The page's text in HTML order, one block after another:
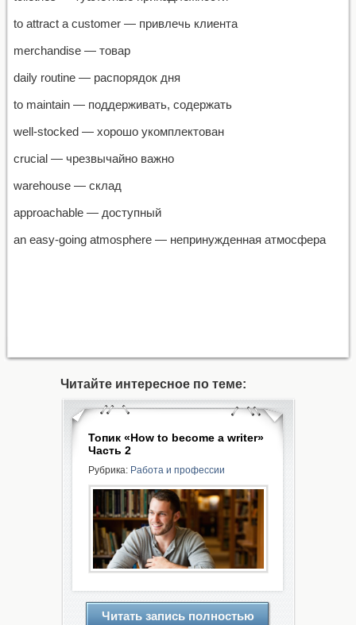
to attract a customer — привлечь клиента
merchandise — товар
daily routine — распорядок дня
to maintain — поддерживать, содержать
well-stocked — хорошо укомплектован
crucial — чрезвычайно важно
warehouse — склад
approachable — доступный
an easy-going atmosphere — непринужденная атмосфера
Читайте интересное по теме:
Топик «How to become a writer»
Часть 2
Рубрика: Работа и профессии
Читать запись полностью